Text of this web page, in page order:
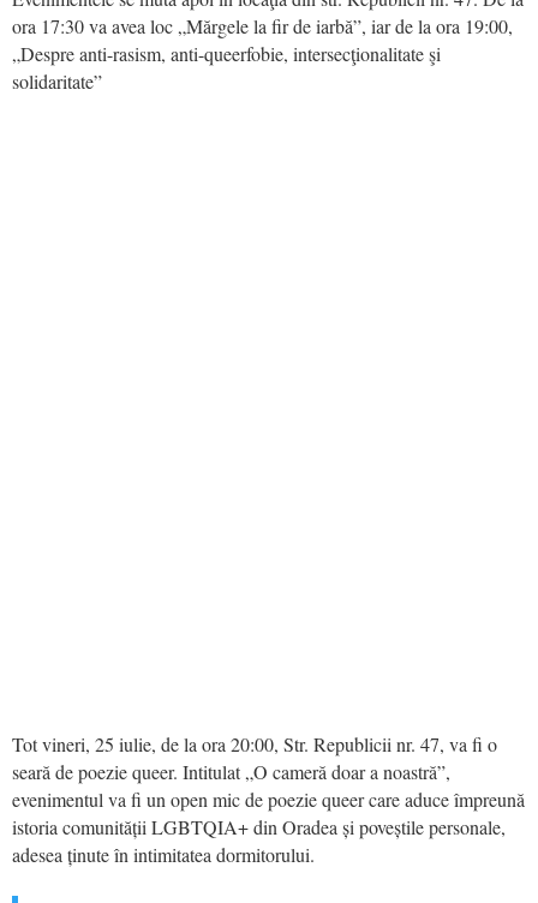
ora 17:30 va avea loc „Mărgele la fir de iarbă”, iar de la ora 19:00,
„Despre anti-rasism, anti-queerfobie, intersecţionalitate şi
solidaritate”
Tot vineri, 25 iulie, de la ora 20:00, Str. Republicii nr. 47, va fi o
seară de poezie queer. Intitulat „O cameră doar a noastră”,
evenimentul va fi un open mic de poezie queer care aduce împreună
istoria comunității LGBTQIA+ din Oradea și poveștile personale,
adesea ținute în intimitatea dormitorului.